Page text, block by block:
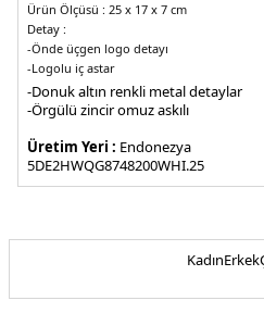
Ürün Ölçüsü : 25 x 17 x 7 cm
Detay :
-Önde üçgen logo detayı
-Logolu iç astar
-Fermuarlı iç ve arka cep
-Manyetik klips kapama
-Donuk altın renkli metal detaylar
-Örgülü zincir omuz askılı
Üretim Yeri : Endonezya
5DE2HWQG8748200WHI.25
KadınErkek